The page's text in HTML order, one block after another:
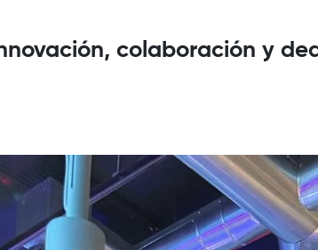
colaboración y